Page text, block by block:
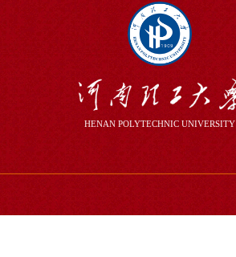
HENAN POLYTECHNIC UNIVERSITY